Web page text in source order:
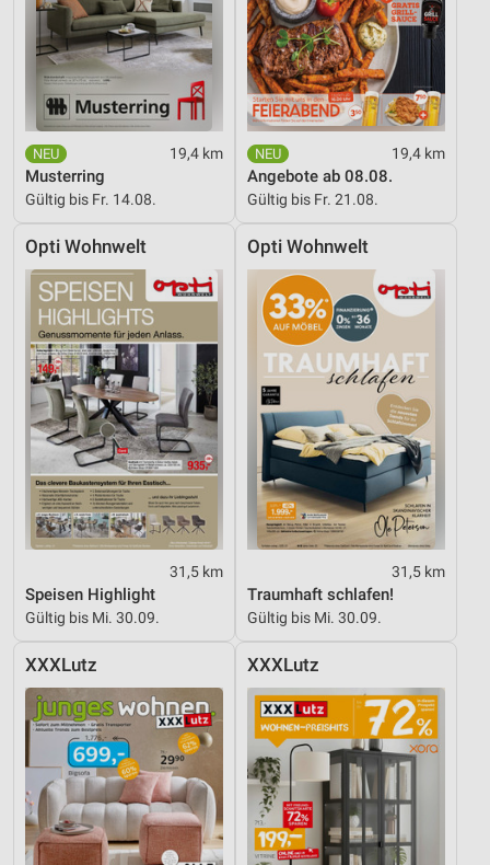
19,4 km
Musterring
Gültig bis Fr. 14.08.
19,4 km
Angebote ab 08.08.
Gültig bis Fr. 21.08.
Opti Wohnwelt
31,5 km
Speisen Highlight
Gültig bis Mi. 30.09.
Opti Wohnwelt
31,5 km
Traumhaft schlafen!
Gültig bis Mi. 30.09.
XXXLutz XXXLutz
IAB-Besonderheiten:
Verwendung genauer Standortdaten
Geräte anhand von aktiv angeforderten
Informationen identifizieren
Nicht-IAB-Verarbeitungszwecke:
Notwendig
Funktional
Werbung